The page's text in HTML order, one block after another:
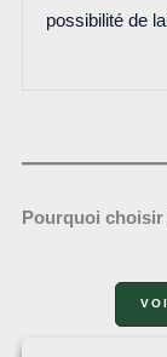
possibilité de
Pourquoi